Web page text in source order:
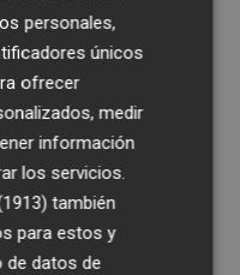
el inicio un
de rechazo
incidentes
entraron a
de la zona
personales,
únicos
ofrecer
medir
información
los servicios.
también
para estos y
de datos de